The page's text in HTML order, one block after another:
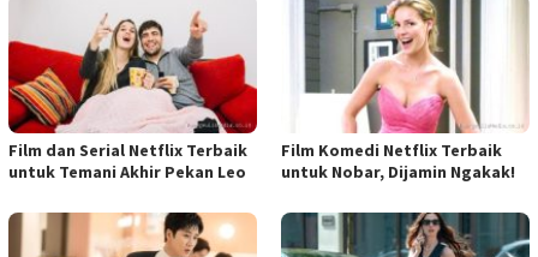
Film dan Serial Netflix Terbaik
untuk Temani Akhir Pekan Leo
Film Komedi Netflix Terbaik
untuk Nobar, Dijamin Ngakak!